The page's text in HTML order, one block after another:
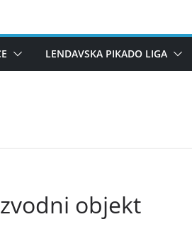
LENDAVSKA PIKADO LIGA
objekt